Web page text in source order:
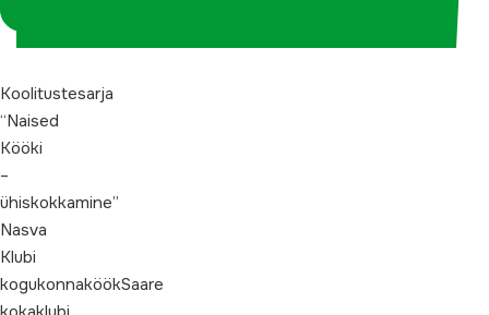
Koolitustesarja
“Naised
Kööki
–
ühiskokkamine”
Nasva
Klubi
kogukonnaköökSaare